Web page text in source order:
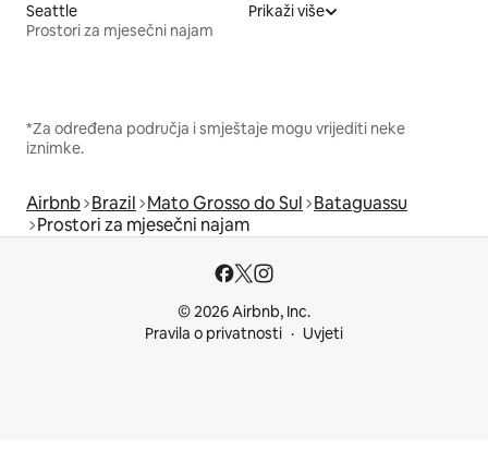
Seattle
Prostori za mjesečni najam
Prikaži više
*Za određena područja i smještaje mogu vrijediti neke
iznimke.
Airbnb Brazil Mato Grosso do Sul Bataguassu
Prostori za mjesečni najam
© 2026 Airbnb, Inc.
Pravila o privatnosti
Uvjeti